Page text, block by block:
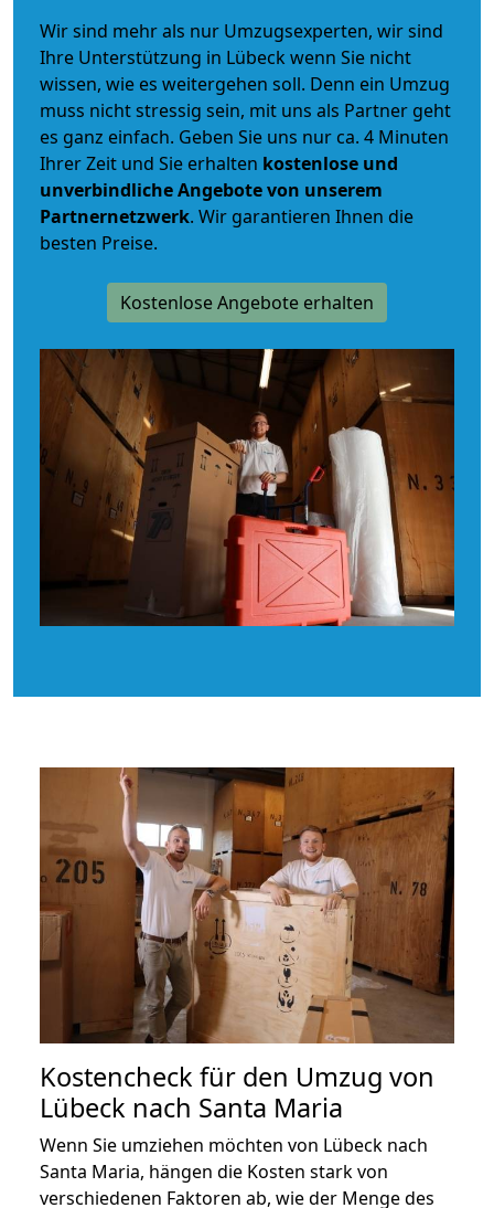
Wir sind mehr als nur Umzugsexperten, wir sind
Ihre Unterstützung in Lübeck wenn Sie nicht
wissen, wie es weitergehen soll. Denn ein Umzug
muss nicht stressig sein, mit uns als Partner geht
es ganz einfach. Geben Sie uns nur ca. 4 Minuten
Ihrer Zeit und Sie erhalten kostenlose und
unverbindlicheAngebote von unserem
Partnernetzwerk. Wir garantieren Ihnen die
besten Preise.
Kostenlose Angebote erhalten
Kostencheck für den Umzug von
Lübeck nach Santa Maria
Wenn Sie umziehen möchten von Lübeck nach
Santa Maria, hängen die Kosten stark von
verschiedenen Faktoren ab, wie der Menge des